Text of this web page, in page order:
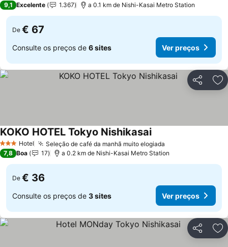
9,1 Excelente 1.367 a 0.1 km de Nishi-Kasai Metro Station
De € 67
Consulte os preços de 6 sites Ver preços
Partilhar
3 EstrelasHotel Seleção de café da manhã muito elogiada
KOKO HOTEL Tokyo NishikasaiVer preços
7,8 Boa 17 a 0.2 km de Nishi-Kasai Metro Station
De € 36
Consulte os preços de 3 sites Ver preços
Partilhar